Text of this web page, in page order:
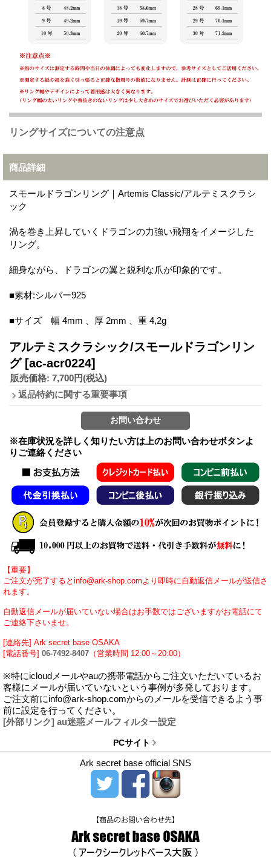
リングサイズについての注意点
商品詳細
スモールドラゴンリング｜Artemis Classic/アルテミスクラシ
ック
渦を巻き上昇していくドラゴンの力強い飛翔をイメージした
リング。
細身ながら、ドラゴンの翼と鋭利な爪が印象的です。
■素材:シルバー925
■サイズ 幅 4mm 、厚 2mm 、重 4,2g
アルテミスクラシック/スモールドラゴンリン
グ [ac-acr0224]
販売価格: 7,700円(税込)
返品特約に関する重要事項
※在庫状況を詳しく知りたい方は上のお問い合わせボタンよ
りご連絡ください
【重要】
ご注文が完了するとinfo@ark-shop.comより即時に自動返信メールが送信さ
れます。
自動返信メールが届いていない場合はお手数ではございますがお電話にて
ご連絡下さいませ。
[連絡先] Ark secret base OSAKA
[電話番号] 06-7492-8407 （営業時間 12:00～20:00）
※特にicloudメールやauの携帯電話からご注文いただいているお
客様にメールが届いていないという事例が多発しております。
ご注文前にinfo@ark-shop.comからのメールを受信できるよう事
前に設定を行ってください。
[外部リンク] au迷惑メールフィルター設定
PCサイト
Ark secret base official SNS